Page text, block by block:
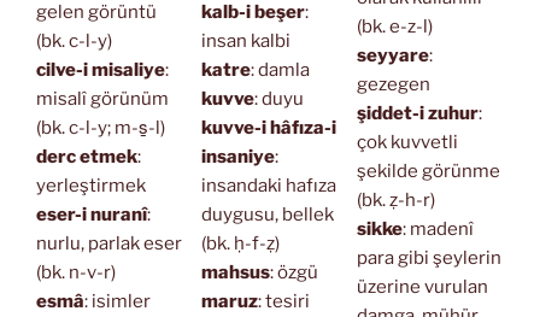
gelen görüntü
(bk. c-l-y)
cilve-i misaliye:
misalî görünüm
(bk. c-l-y; m-s̱-l)
derc etmek:
yerleştirmek
eser-i nuranî:
nurlu, parlak eser
(bk. n-v-r)
esmâ: isimler
kalb-i beşer:
insan kalbi
katre: damla
kuvve: duyu
kuvve-i hâfıza-i
insaniye:
insandaki hafıza
duygusu, bellek
(bk. ḥ-f-ẓ)
mahsus: özgü
maruz: tesiri
(bk. e-z-l)
seyyare:
gezegen
şiddet-i zuhur:
çok kuvvetli
şekilde görünme
(bk. ẓ-h-r)
sikke: madenî
para gibi şeylerin
üzerine vurulan